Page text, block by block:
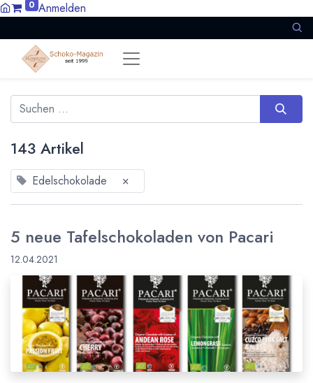
0 Anmelden
143 Artikel
Edelschokolade ×
5 neue Tafelschokoladen von Pacari
12.04.2021